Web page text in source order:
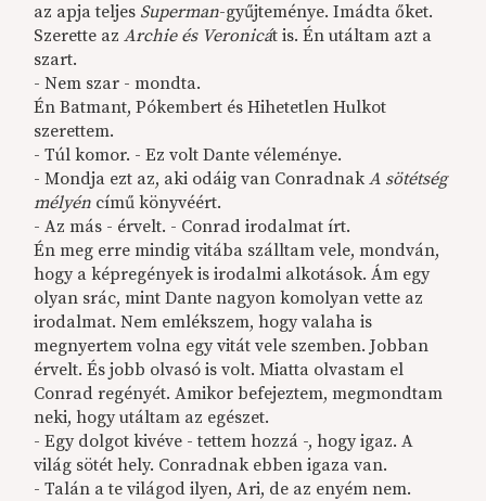
az apja teljes Superman-gyűjteménye. Imádta őket.
Szerette azArchie és Veronicát is. Én utáltam azt a
szart.
- Nem szar - mondta.
Én Batmant, Pókembert és Hihetetlen Hulkot
szerettem.
- Túl komor. - Ez volt Dante véleménye.
- Mondja ezt az, aki odáig van ConradnakA sötétség
mélyén című könyvéért.
- Az más - érvelt. - Conrad irodalmat írt.
Én meg erre mindig vitába szálltam vele, mondván,
hogy a képregények is irodalmi alkotások. Ám egy
olyan srác, mint Dante nagyon komolyan vette az
irodalmat. Nem emlékszem, hogy valaha is
megnyertem volna egy vitát vele szemben. Jobban
érvelt. És jobb olvasó is volt. Miatta olvastam el
Conrad regényét. Amikor befejeztem, megmondtam
neki, hogy utáltam az egészet.
- Egy dolgot kivéve - tettem hozzá -, hogy igaz. A
világ sötét hely. Conradnak ebben igaza van.
- Talán a te világod ilyen, Ari, de az enyém nem.